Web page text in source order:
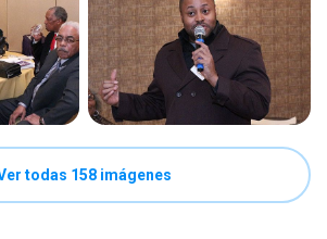
todas 158 imágenes